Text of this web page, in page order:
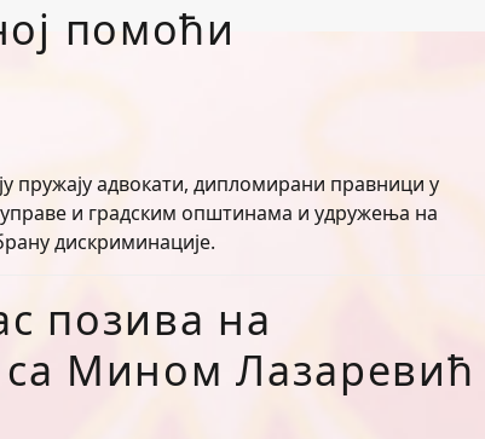
помоћи
пружају адвокати, дипломирани правници у
и градским општинама и удружења на
дискриминације.
позива на
са Мином Лазаревић